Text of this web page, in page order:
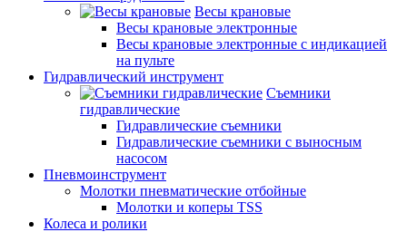
Весы крановые
Весы крановые электронные
Весы крановые электронные с индикацией
на пульте
Гидравлический инструмент
Съемники
гидравлические
Гидравлические съемники
Гидравлические cъемники с выносным
насосом
Пневмоинструмент
Молотки пневматические отбойные
Молотки и коперы TSS
Колеса и ролики